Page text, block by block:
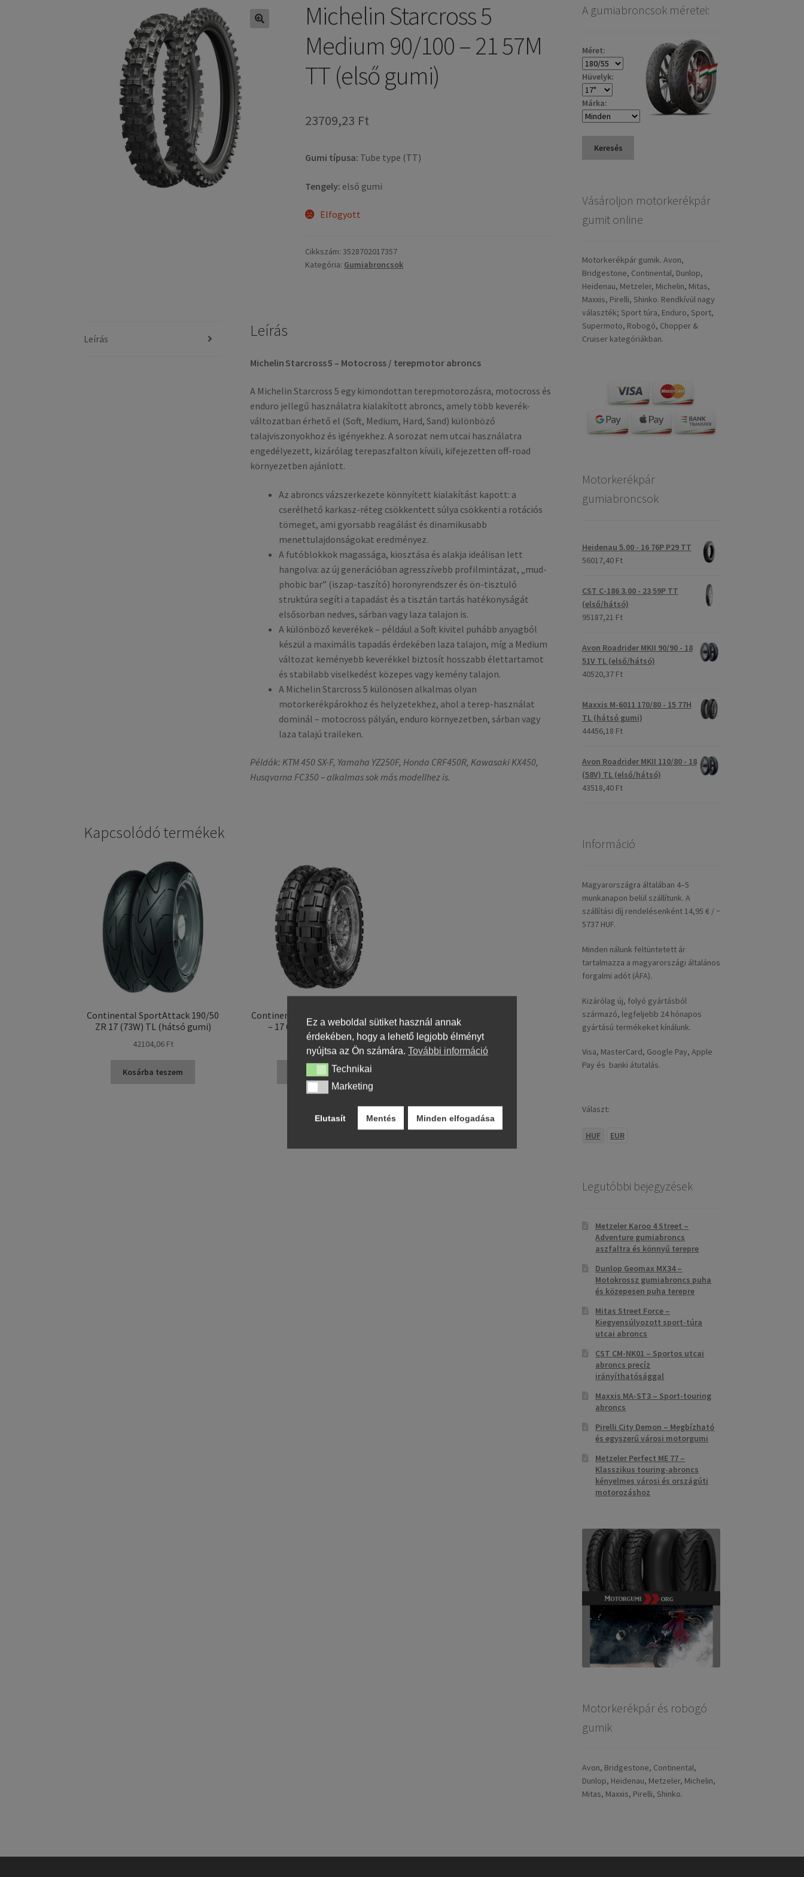
Michelin Starcross 5
Medium 90/100 – 21 57M
TT (első gumi)
23709,23 Ft
Gumi típusa: Tube type (TT)
Tengely: első gumi
Elfogyott
Cikkszám: 3528702017357
Kategória: Gumiabroncsok
Leírás Leírás
Michelin Starcross 5 – Motocross / terepmotor abroncs
A Michelin Starcross 5 egy kimondottan terepmotorozásra, motocross és
enduro jellegű használatra kialakított abroncs, amely több keverék-
változatban érhető el (Soft, Medium, Hard, Sand) különböző
talajviszonyokhoz és igényekhez. A sorozat nem utcai használatra
engedélyezett, kizárólag terepaszfalton kívüli, kifejezetten off-road
környezetben ajánlott.
Az abroncs vázszerkezete könnyített kialakítást kapott: a
cserélhető karkasz-réteg csökkentett súlya csökkenti a rotációs
tömeget, ami gyorsabb reagálást és dinamikusabb
menettulajdonságokat eredményez.
A futóblokkok magassága, kiosztása és alakja ideálisan lett
hangolva: az új generációban agresszívebb profilmintázat, „mud-
phobic bar” (iszap-taszító) horonyrendszer és ön-tisztuló
struktúra segíti a tapadást és a tisztán tartás hatékonyságát
elsősorban nedves, sárban vagy laza talajon is.
A különböző keverékek – például a Soft kivitel puhább anyagból
készül a maximális tapadás érdekében laza talajon, míg a Medium
változat keményebb keverékkel biztosít hosszabb élettartamot
és stabilabb viselkedést közepes vagy kemény talajon.
A Michelin Starcross 5 különösen alkalmas olyan
motorkerékpárokhoz és helyzetekhez, ahol a terep-használat
dominál – motocross pályán, enduro környezetben, sárban vagy
laza talajú traileken.
Példák: KTM 450 SX-F, Yamaha YZ250F, Honda CRF450R, Kawasaki KX450,
Husqvarna FC350 – alkalmas sok más modellhez is.
Kapcsolódó termékek
Continental SportAttack 190/50
ZR 17 (73W) TL (hátsó gumi)
42104,06 Ft
Kosárba teszem
Continental TKC 80 (M+S) 140/80
– 17 69Q TL (hátsó gumi)
49397,25 Ft
Kosárba teszem
A gumiabroncsok méretei:
Méret:
Hüvelyk:
Márka:
Keresés
Vásároljon motorkerékpár
gumit online
Motorkerékpár gumik. Avon,
Bridgestone, Continental, Dunlop,
Heidenau, Metzeler, Michelin, Mitas,
Maxxis, Pirelli, Shinko. Rendkívül nagy
választék; Sport túra, Enduro, Sport,
Supermoto, Robogó, Chopper &
Cruiser kategóriákban.
Motorkerékpár
gumiabroncsok
Heidenau 5.00 - 16 76P P29 TT
56017,40 Ft
CST C-186 3.00 - 23 59P TT
(első/hátsó)
95187,21 Ft
Avon Roadrider MKII 90/90 - 18
51V TL (első/hátsó)
40520,37 Ft
Maxxis M-6011 170/80 - 15 77H
TL (hátsó gumi)
44456,18 Ft
Avon Roadrider MKII 110/80 - 18
(58V) TL (első/hátsó)
43518,40 Ft
Információ
Magyarországra általában 4–5
munkanapon belül szállítunk. A
szállítási díj rendelésenként 14,95 € / ~
5737 HUF.
Minden nálunk feltüntetett ár
tartalmazza a magyarországi általános
forgalmi adót (ÁFA).
Kizárólag új, folyó gyártásból
származó, legfeljebb 24 hónapos
gyártású termékeket kínálunk.
Visa, MasterCard, Google Pay, Apple
Pay és banki átutalás.
Választ:
HUF EUR
Legutóbbi bejegyzések
Metzeler Karoo 4 Street –
Adventure gumiabroncs
aszfaltra és könnyű terepre
Dunlop Geomax MX34 –
Motokrossz gumiabroncs puha
és közepesen puha terepre
Mitas Street Force –
Kiegyensúlyozott sport-túra
utcai abroncs
CST CM-NK01 – Sportos utcai
abroncs precíz
irányíthatósággal
Maxxis MA-ST3 – Sport-touring
abroncs
Pirelli City Demon – Megbízható
és egyszerű városi motorgumi
Metzeler Perfect ME 77 –
Klasszikus touring-abroncs
kényelmes városi és országúti
motorozáshoz
Motorkerékpár és robogó
gumik
Avon, Bridgestone, Continental,
Dunlop, Heidenau, Metzeler, Michelin,
Mitas, Maxxis, Pirelli, Shinko.
Ez a weboldal sütiket használ annak
érdekében, hogy a lehető legjobb élményt
nyújtsa az Ön számára. További információ
TechnikaiTechnikai
MarketingMarketing
Elutasít Mentés Minden elfogadása